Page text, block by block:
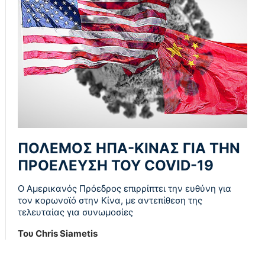
ΠΟΛΕΜΟΣ ΗΠΑ-ΚΙΝΑΣ ΓΙΑ ΤΗΝ
ΠΡΟΕΛΕΥΣΗ ΤΟΥ COVID-19
Ο Αμερικανός Πρόεδρος επιρρίπτει την ευθύνη για
τον κορωνοϊό στην Κίνα, με αντεπίθεση της
τελευταίας για συνωμοσίες
Του Chris Siametis